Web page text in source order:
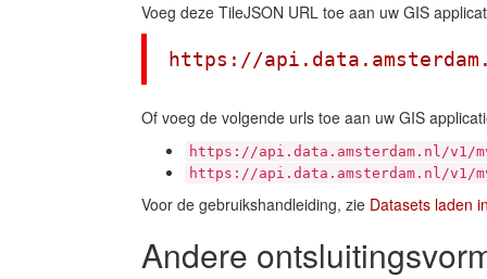
Voeg deze TileJSON URL toe aan uw GIS
https://
Of voeg de volgende urls toe aan uw GIS
https://api.data.amsterdam.nl/
https://api.data.amsterdam.nl/
Voor de gebruikshandleiding, zie Datasets laden
Andere